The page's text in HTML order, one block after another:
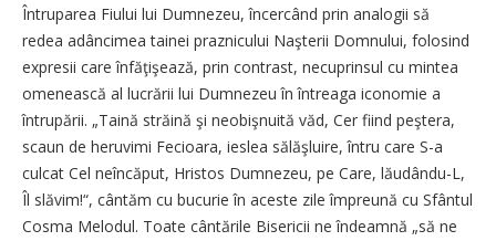
Întruparea Fiului lui Dumnezeu, încercând prin analogii să
redea adâncimea tainei praznicului Naşterii Domnului, folosind
expresii care înfăţişează, prin contrast, necuprinsul cu mintea
omenească al lucrării lui Dumnezeu în întreaga iconomie a
întrupării. „Taină străină şi neobişnuită văd, Cer fiind peştera,
scaun de heruvimi Fecioara, ieslea sălăşluire, întru care S-a
culcat Cel neîncăput, Hristos Dumnezeu, pe Care, lăudându-L,
Îl slăvim!“, cântăm cu bucurie în aceste zile împreună cu Sfântul
Cosma Melodul. Toate cântările Bisericii ne îndeamnă „să ne